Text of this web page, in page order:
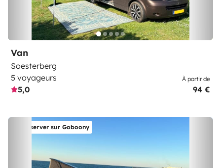
Van
Soesterberg
5 voyageurs
5,0
À partir de
94 €
Réserver sur Goboony